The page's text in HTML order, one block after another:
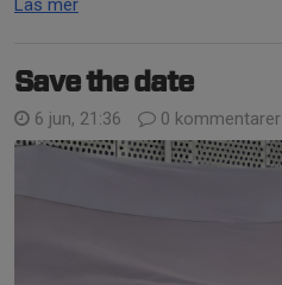
Läs mer
Save the date
6 jun, 21:36 0 kommentarer